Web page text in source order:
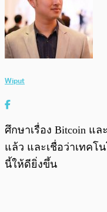
Wiput
ศึกษาเรื่อง Bitcoin แล
แล้ว และเชื่อว่าเทคโ
นี้ให้ดียิ่งขึ้น